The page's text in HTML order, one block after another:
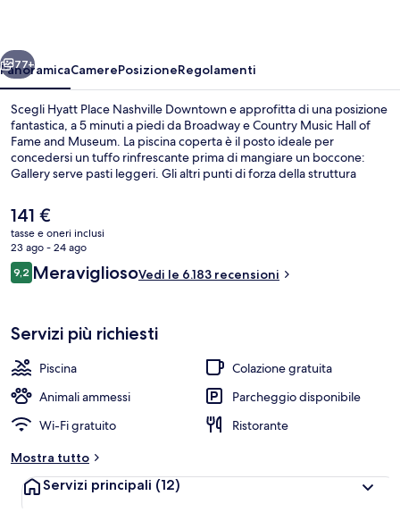
Avanti
77+
PanoramicaCamerePosizioneRegolamenti
Scegli Hyatt Place Nashville Downtown e approfitta di una posizione
fantastica, a 5 minuti a piedi da Broadway e Country Music Hall of
Fame and Museum. La piscina coperta è il posto ideale per
concedersi un tuffo rinfrescante prima di mangiare un boccone:
Gallery serve pasti leggeri. Gli altri punti di forza della struttura
palestra. Le recensioni dei viaggiatori menzionano i letti comodi e il
personale gentile.
Il
prezzo
attuale
è
141 €
141 €
tasse e oneri inclusi
23 ago - 24 ago
Recensioni
9,29,2 su 10
MeravigliosoVedi le 6.183 recensioni
Servizi più richiesti
Piscina
Colazione gratuita
Animali ammessi
Parcheggio disponibile
Wi-Fi gratuito
Ristorante
Mostra tutto
Servizi principali (12)